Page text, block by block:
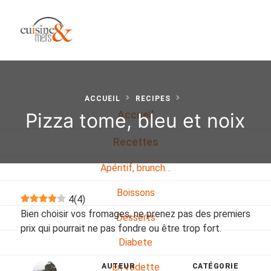
Accueil
Recettes
Apéritif, brunch…
Boissons
Desserts
Diabete
En vedette
ACCUEIL RECIPES
Pizza tome, bleu et noix
4(4)
Bien choisir vos fromages, ne prenez pas des premiers
prix qui pourrait ne pas fondre ou être trop fort.
AUTEUR CATÉGORIE